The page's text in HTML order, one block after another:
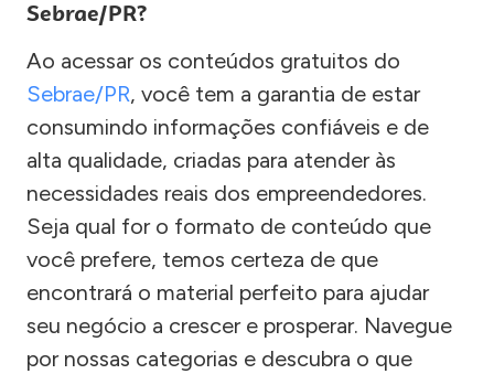
Sebrae/PR?
Ao acessar os conteúdos gratuitos do
Sebrae/PR, você tem a garantia de estar
consumindo informações confiáveis e de
alta qualidade, criadas para atender às
necessidades reais dos empreendedores.
Seja qual for o formato de conteúdo que
você prefere, temos certeza de que
encontrará o material perfeito para ajudar
seu negócio a crescer e prosperar. Navegue
por nossas categorias e descubra o que